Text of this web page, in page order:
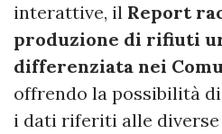
interattive, il Report
produzione di rifiuti
differenziata nei
offrendo la possibilità
i dati riferiti alle